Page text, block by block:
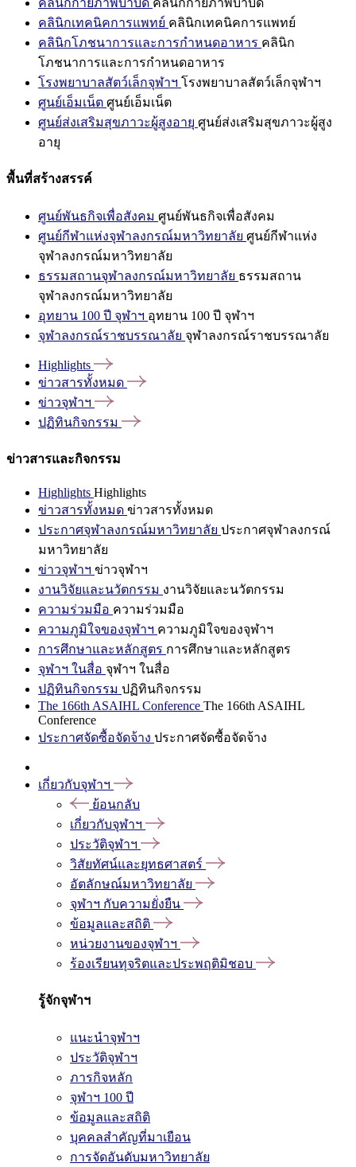
คลินิกกายภาพบำบัด คลินิกกายภาพบำบัด
คลินิกเทคนิคการแพทย์ คลินิกเทคนิคการแพทย์
คลินิกโภชนาการและการกำหนดอาหาร คลินิก
โภชนาการและการกำหนดอาหาร
โรงพยาบาลสัตว์เล็กจุฬาฯ โรงพยาบาลสัตว์เล็กจุฬาฯ
ศูนย์เอ็มเน็ต ศูนย์เอ็มเน็ต
ศูนย์ส่งเสริมสุขภาวะผู้สูงอายุ ศูนย์ส่งเสริมสุขภาวะผู้สูง
อายุ
พื้นที่สร้างสรรค์
ศูนย์พันธกิจเพื่อสังคม ศูนย์พันธกิจเพื่อสังคม
ศูนย์กีฬาแห่งจุฬาลงกรณ์มหาวิทยาลัย ศูนย์กีฬาแห่ง
จุฬาลงกรณ์มหาวิทยาลัย
ธรรมสถานจุฬาลงกรณ์มหาวิทยาลัย ธรรมสถาน
จุฬาลงกรณ์มหาวิทยาลัย
อุทยาน 100 ปี จุฬาฯ อุทยาน 100 ปี จุฬาฯ
จุฬาลงกรณ์ราชบรรณาลัย จุฬาลงกรณ์ราชบรรณาลัย
Highlights
ข่าวสารทั้งหมด
ข่าวจุฬาฯ
ปฏิทินกิจกรรม
ข่าวสารและกิจกรรม
Highlights Highlights
ข่าวสารทั้งหมด ข่าวสารทั้งหมด
ประกาศจุฬาลงกรณ์มหาวิทยาลัย ประกาศจุฬาลงกรณ์
มหาวิทยาลัย
ข่าวจุฬาฯ ข่าวจุฬาฯ
งานวิจัยและนวัตกรรม งานวิจัยและนวัตกรรม
ความร่วมมือ ความร่วมมือ
ความภูมิใจของจุฬาฯ ความภูมิใจของจุฬาฯ
การศึกษาและหลักสูตร การศึกษาและหลักสูตร
จุฬาฯ ในสื่อ จุฬาฯ ในสื่อ
ปฏิทินกิจกรรม ปฏิทินกิจกรรม
The 166th ASAIHL Conference The 166th ASAIHL
Conference
ประกาศจัดซื้อจัดจ้าง ประกาศจัดซื้อจัดจ้าง
เกี่ยวกับจุฬาฯ
ย้อนกลับ
เกี่ยวกับจุฬาฯ
ประวัติจุฬาฯ
วิสัยทัศน์และยุทธศาสตร์
อัตลักษณ์มหาวิทยาลัย
จุฬาฯ กับความยั่งยืน
ข้อมูลและสถิติ
หน่วยงานของจุฬาฯ
ร้องเรียนทุจริตและประพฤติมิชอบ
รู้จักจุฬาฯ
แนะนำจุฬาฯ
ประวัติจุฬาฯ
ภารกิจหลัก
จุฬาฯ 100 ปี
ข้อมูลและสถิติ
บุคคลสำคัญที่มาเยือน
การจัดอันดับมหาวิทยาลัย